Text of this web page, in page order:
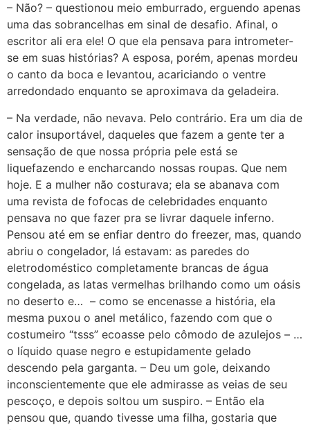
– Não? – questionou meio emburrado, erguendo apenas
uma das sobrancelhas em sinal de desafio. Afinal, o
escritor ali era ele! O que ela pensava para intrometer-
se em suas histórias? A esposa, porém, apenas mordeu
o canto da boca e levantou, acariciando o ventre
arredondado enquanto se aproximava da geladeira.
– Na verdade, não nevava. Pelo contrário. Era um dia de
calor insuportável, daqueles que fazem a gente ter a
sensação de que nossa própria pele está se
liquefazendo e encharcando nossas roupas. Que nem
hoje. E a mulher não costurava; ela se abanava com
uma revista de fofocas de celebridades enquanto
pensava no que fazer pra se livrar daquele inferno.
Pensou até em se enfiar dentro do freezer, mas, quando
abriu o congelador, lá estavam: as paredes do
eletrodoméstico completamente brancas de água
congelada, as latas vermelhas brilhando como um oásis
no deserto e… – como se encenasse a história, ela
mesma puxou o anel metálico, fazendo com que o
costumeiro “tsss” ecoasse pelo cômodo de azulejos – …
o líquido quase negro e estupidamente gelado
descendo pela garganta. – Deu um gole, deixando
inconscientemente que ele admirasse as veias de seu
pescoço, e depois soltou um suspiro. – Então ela
pensou que, quando tivesse uma filha, gostaria que